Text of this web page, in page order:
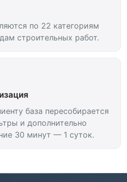
по 22 категориям
строительных работ.
база пересобирается
и дополнительно
30 минут — 1 суток.